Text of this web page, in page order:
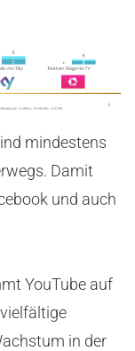
mindestens
Damit
und auch
YouTube auf
in der